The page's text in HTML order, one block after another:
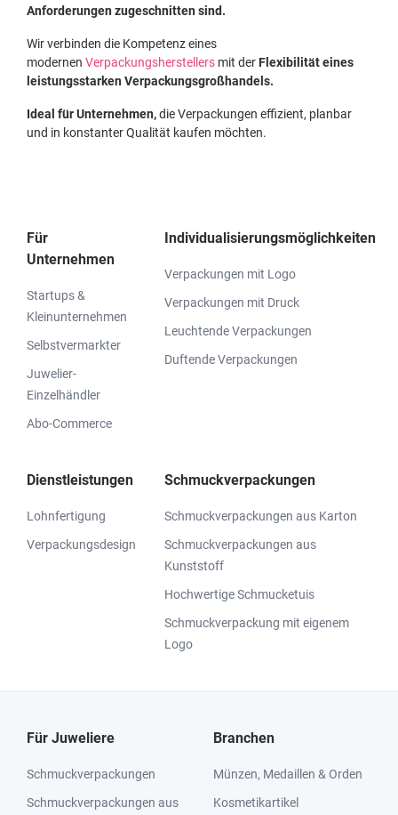
Anforderungen zugeschnitten sind.
Wir verbinden die Kompetenz eines
modernen Verpackungsherstellers mit der Flexibilität eines
leistungsstarken Verpackungsgroßhandels.
Ideal für Unternehmen,die Verpackungen effizient, planbar
und in konstanter Qualität kaufen möchten.
Für
Unternehmen
Startups &
Kleinunternehmen
Selbstvermarkter
Juwelier-
Einzelhändler
Abo-Commerce
Individualisierungsmöglichkeiten
Verpackungen mit Logo
Verpackungen mit Druck
Leuchtende Verpackungen
Duftende Verpackungen
Dienstleistungen
Lohnfertigung
Verpackungsdesign
Schmuckverpackungen
Schmuckverpackungen aus Karton
Schmuckverpackungen aus
Kunststoff
Hochwertige Schmucketuis
Schmuckverpackung mit eigenem
Logo
Für Juweliere
Schmuckverpackungen
Schmuckverpackungen aus
Branchen
Münzen, Medaillen & Orden
Kosmetikartikel